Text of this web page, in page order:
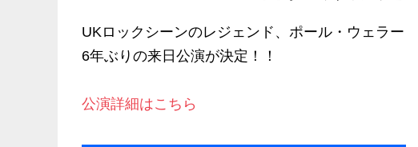
UKロックシーンのレジェンド、ポール・ウェラー
6年ぶりの来日公演が決定！！
公演詳細はこちら